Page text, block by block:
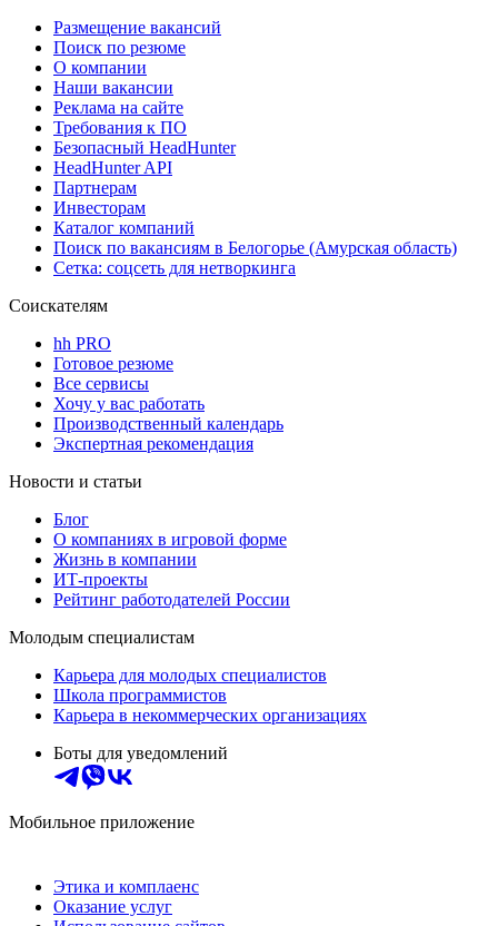
Размещение вакансий
Поиск по резюме
О компании
Наши вакансии
Реклама на сайте
Требования к ПО
Безопасный HeadHunter
HeadHunter API
Партнерам
Инвесторам
Каталог компаний
Поиск по вакансиям в Белогорье (Амурская область)
Сетка: соцсеть для нетворкинга
Соискателям
hh PRO
Готовое резюме
Все сервисы
Хочу у вас работать
Производственный календарь
Экспертная рекомендация
Новости и статьи
Блог
О компаниях в игровой форме
Жизнь в компании
ИТ-проекты
Рейтинг работодателей России
Молодым специалистам
Карьера для молодых специалистов
Школа программистов
Карьера в некоммерческих организациях
Боты для уведомлений
Мобильное приложение
Этика и комплаенс
Оказание услуг